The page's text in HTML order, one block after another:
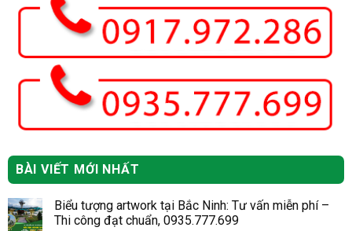
BÀI VIẾT MỚI NHẤT
Biểu tượng artwork tại Bắc Ninh: Tư vấn miễn phí –
Thi công đạt chuẩn, 0935.777.699